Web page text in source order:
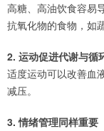
高糖、高油饮食容易
抗氧化物的食物，如
2. 运动促进代谢与循
适度运动可以改善血
减压。
3. 情绪管理同样重要